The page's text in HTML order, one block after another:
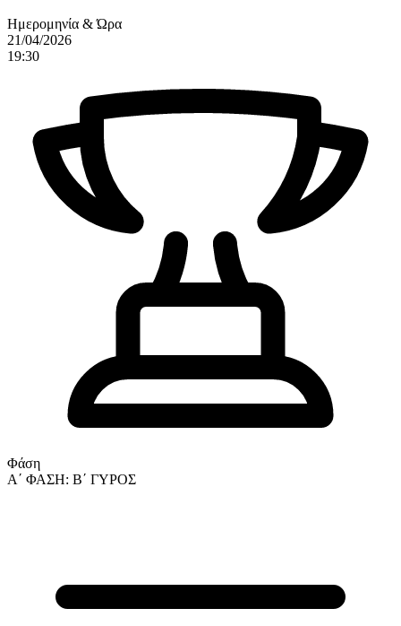
Ημερομηνία & Ώρα
21/04/2026
19:30
Φάση
Α΄ ΦΑΣΗ: Β΄ ΓΥΡΟΣ